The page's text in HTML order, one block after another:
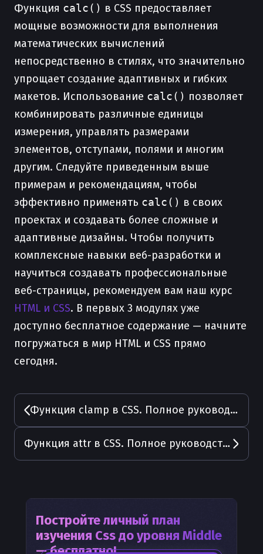
Функция calc() в CSS предоставляет
мощные возможности для выполнения
математических вычислений
непосредственно в стилях, что значительно
упрощает создание адаптивных и гибких
макетов. Использование calc() позволяет
комбинировать различные единицы
измерения, управлять размерами
элементов, отступами, полями и многим
другим. Следуйте приведенным выше
примерам и рекомендациям, чтобы
эффективно применять calc() в своих
проектах и создавать более сложные и
адаптивные дизайны. Чтобы получить
комплексные навыки веб-разработки и
научиться создавать профессиональные
веб-страницы, рекомендуем вам наш курс
HTML и CSS. В первых 3 модулях уже
доступно бесплатное содержание — начните
погружаться в мир HTML и CSS прямо
сегодня.
Функция clamp в CSS. Полное руководство с примерами
Функция attr в CSS. Полное руководство с примерами
Постройте личный план
изучения Cssдо уровня Middle
— бесплатно!